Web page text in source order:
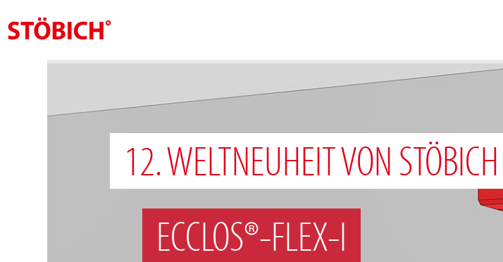
12. WELTNEUHEIT VON STÖBICH
ECCLOS®-FLEX-I